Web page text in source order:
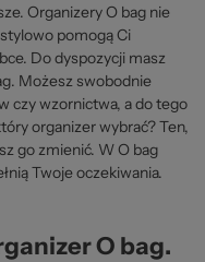
Organizery O bag nie
pomogą Ci
Do dyspozycji masz
Możesz swobodnie
czy wzornictwa, a do tego
organizer wybrać? Ten,
go zmienić. W O bag
Twoje oczekiwania.
O bag.